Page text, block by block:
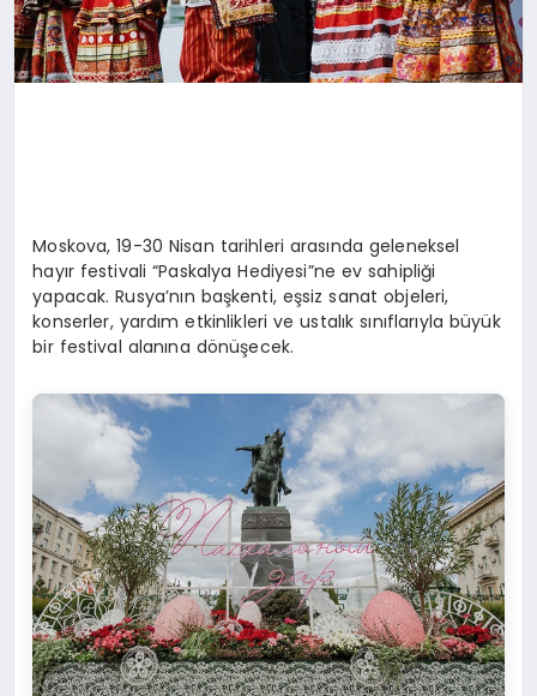
Moskova, 19-30 Nisan tarihleri arasında geleneksel
hayır festivali “Paskalya Hediyesi”ne ev sahipliği
yapacak. Rusya’nın başkenti, eşsiz sanat objeleri,
konserler, yardım etkinlikleri ve ustalık sınıflarıyla büyük
bir festival alanına dönüşecek.